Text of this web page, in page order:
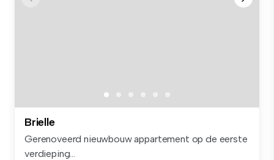
Brielle
Gerenoveerd nieuwbouw appartement op de eerste
verdieping...